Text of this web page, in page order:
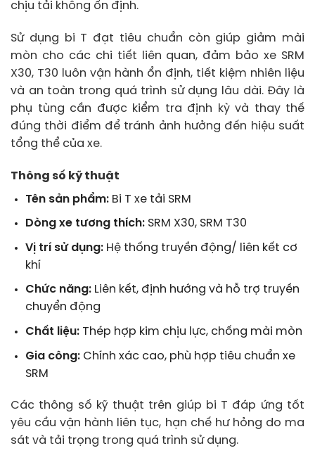
chịu tải không ổn định.
Sử dụng bi T đạt tiêu chuẩn còn giúp giảm mài
mòn cho các chi tiết liên quan, đảm bảo xe SRM
X30, T30 luôn vận hành ổn định, tiết kiệm nhiên liệu
và an toàn trong quá trình sử dụng lâu dài. Đây là
phụ tùng cần được kiểm tra định kỳ và thay thế
đúng thời điểm để tránh ảnh hưởng đến hiệu suất
tổng thể của xe.
Thông số kỹ thuật
Tên sản phẩm:Bi T xe tải SRM
Dòng xe tương thích:SRM X30, SRM T30
Vị trí sử dụng:Hệ thống truyền động/ liên kết cơ
khí
Chức năng:Liên kết, định hướng và hỗ trợ truyền
chuyển động
Chất liệu:Thép hợp kim chịu lực, chống mài mòn
Gia công:Chính xác cao, phù hợp tiêu chuẩn xe
SRM
Các thông số kỹ thuật trên giúp bi T đáp ứng tốt
yêu cầu vận hành liên tục, hạn chế hư hỏng do ma
sát và tải trọng trong quá trình sử dụng.